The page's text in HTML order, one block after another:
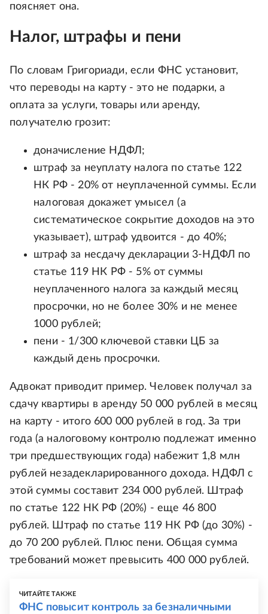
поясняет она.
Налог, штрафы и пени
По словам Григориади, если ФНС установит,
что переводы на карту - это не подарки, а
оплата за услуги, товары или аренду,
получателю грозит:
доначисление НДФЛ;
штраф за неуплату налога по статье 122
НК РФ - 20% от неуплаченной суммы. Если
налоговая докажет умысел (а
систематическое сокрытие доходов на это
указывает), штраф удвоится - до 40%;
штраф за несдачу декларации 3-НДФЛ по
статье 119 НК РФ - 5% от суммы
неуплаченного налога за каждый месяц
просрочки, но не более 30% и не менее
1000 рублей;
пени - 1/300 ключевой ставки ЦБ за
каждый день просрочки.
Адвокат приводит пример. Человек получал за
сдачу квартиры в аренду 50 000 рублей в месяц
на карту - итого 600 000 рублей в год. За три
года (а налоговому контролю подлежат именно
три предшествующих года) набежит 1,8 млн
рублей незадекларированного дохода. НДФЛ с
этой суммы составит 234 000 рублей. Штраф
по статье 122 НК РФ (20%) - еще 46 800
рублей. Штраф по статье 119 НК РФ (до 30%) -
до 70 200 рублей. Плюс пени. Общая сумма
требований может превысить 400 000 рублей.
ЧИТАЙТЕ ТАКЖЕ
ФНС повысит контроль за безналичными